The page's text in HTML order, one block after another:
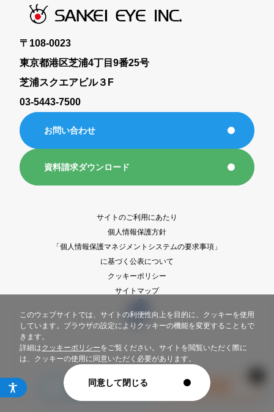
Webサイト制作
新聞折込広告
新聞折込広告料金表・部数集計表
新聞折込広告FAQ
新聞折込広告基準
新聞販売店ポスティング
フリーペーパー折込
セールスプロモーション
販促カレンダー 出店計画情報
このウェブサイトでは、サイトの利便性向上を目的に、クッキーを使用
しています。ブラウザの設定によりクッキーの機能を変更することもで
きます。
詳細はクッキーポリシーをご覧ください。サイトを閲覧いただく際に
は、クッキーの使用に同意いただく必要があります。
同意して閉じる
〒108-0023
東京都港区芝浦4丁目9番25号
芝浦スクエアビル３F
03-5443-7500
お問い合わせ
資料請求ダウンロード
サイトのご利用にあたり
個人情報保護方針
「個人情報保護マネジメントシステムの要求事項」
に基づく公表について
クッキーポリシー
サイトマップ
Copyright © Sankei-eye Inc. All Rights Reserved.